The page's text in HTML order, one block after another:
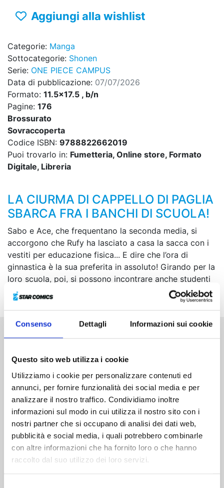
Consenso Dettagli Informazioni sui cookie
Questo sito web utilizza i cookie
Utilizziamo i cookie per personalizzare contenuti ed
annunci, per fornire funzionalità dei social media e per
analizzare il nostro traffico. Condividiamo inoltre
informazioni sul modo in cui utilizza il nostro sito con i
nostri partner che si occupano di analisi dei dati web,
pubblicità e social media, i quali potrebbero combinarle
con altre informazioni che ha fornito loro o che hanno
raccolto dal suo utilizzo dei loro servizi.
Aggiungi alla wishlist
Categorie: Manga
Sottocategorie: Shonen
Serie: ONE PIECE CAMPUS
Data di pubblicazione: 07/07/2026
Formato: 11.5x17.5 , b/n
Pagine: 176
Brossurato
Sovraccoperta
Codice ISBN: 9788822662019
Puoi trovarlo in: Fumetteria, Online store, Formato
Digitale, Libreria
LA CIURMA DI CAPPELLO DI PAGLIA
SBARCA FRA I BANCHI DI SCUOLA!
Sabo e Ace, che frequentano la seconda media, si
accorgono che Rufy ha lasciato a casa la sacca con i
vestiti per educazione fisica... E dire che l’ora di
ginnastica è la sua preferita in assoluto! Girando per la
loro scuola, poi, si possono incontrare anche studenti
colossali e presunte ragazzacce!